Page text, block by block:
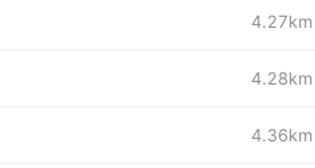
4.27km
4.28km
4.36km